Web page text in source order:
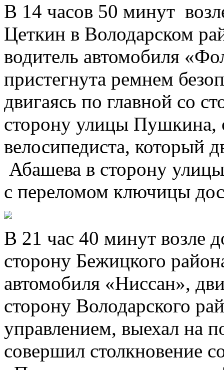
В 14 часов 50 минут
Цеткин в Володарском
водитель автомобиля
пристегнута ремнем
двигаясь по главной со
сторону улицы Пушкина,
велосипедиста, который
Абашева в сторону
с переломом ключицы
В 21 час 40 минут возле
сторону Бежицкого
автомобиля «Ниссан»,
сторону Володарского
управлением, выехал на
совершил столкновение